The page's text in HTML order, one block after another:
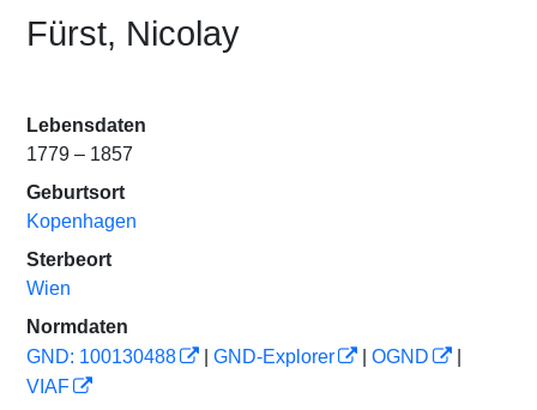
Fürst, Nicolay
Lebensdaten
1779 – 1857
Geburtsort
Kopenhagen
Sterbeort
Wien
Normdaten
GND: 100130488
GND-Explorer OGND
VIAF